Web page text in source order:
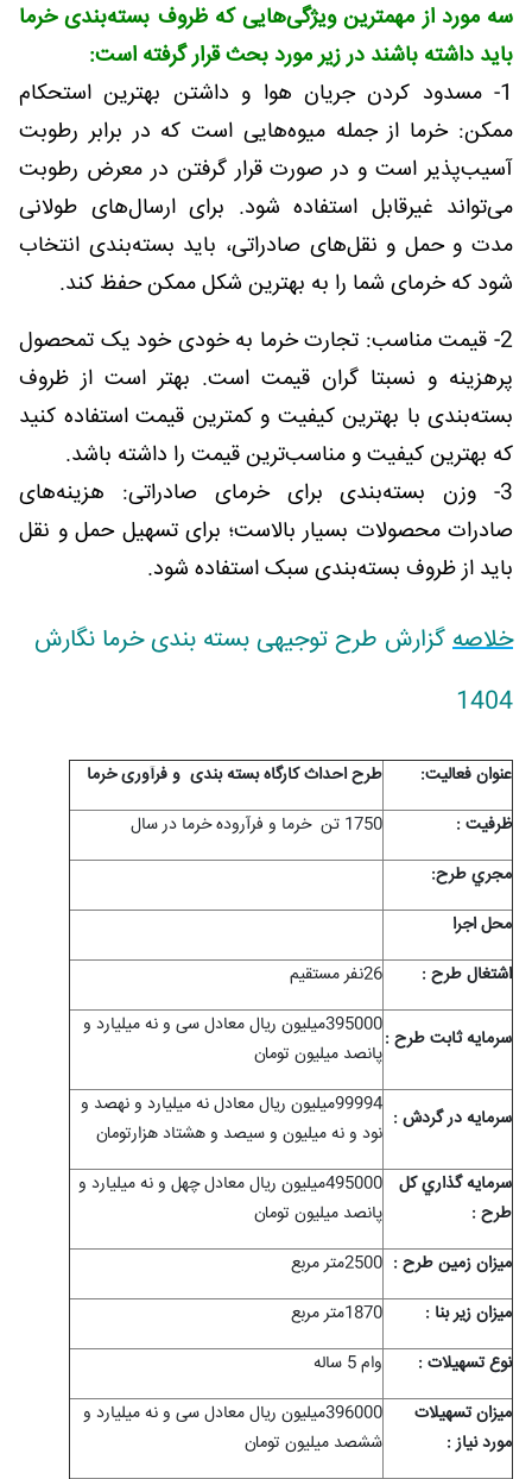
سه مورد از مهمترین ویژگی‌هایی که ظروف بسته‌بندی خرما
باید داشته باشند در زیر مورد بحث قرار گرفته است:
1- مسدود کردن جریان هوا و داشتن بهترین استحکام
ممکن: خرما از جمله میوه‌هایی است که در برابر رطوبت
آسیب‌پذیر است و در صورت قرار گرفتن در معرض رطوبت
می‌تواند غیرقابل استفاده شود. برای ارسال‌های طولانی
مدت و حمل و نقل‌های صادراتی، باید بسته‌بندی انتخاب
شود که خرمای شما را به بهترین شکل ممکن حفظ کند.
2- قیمت مناسب: تجارت خرما به خودی خود یک تمحصول
پرهزینه و نسبتا گران قیمت است. بهتر است از ظروف
بسته‌بندی با بهترین کیفیت و کمترین قیمت استفاده کنید
که بهترین کیفیت و مناسب‌ترین قیمت را داشته باشد.
3- وزن بسته‌بندی برای خرمای صادراتی: هزینه‌های
صادرات محصولات بسیار بالاست؛ برای تسهیل حمل و نقل
باید از ظروف بسته‌بندی سبک استفاده شود.
خلاصهگزارش طرح توجیهی بسته بندی خرما نگارش
1404
عنوان فعاليت:
طرح احداث کارگاه بسته بندی و فرآوری خرما
ظرفيت :
1750 تن خرما و فرآروده خرما در سال
مجري طرح:
محل اجرا
اشتغال طرح :
26نفر مستقیم
سرمايه ثابت طرح :
395000میلیون ریال معادل سی و نه میلیارد و
پانصد میلیون تومان
سرمايه در گردش :
99994میلیون ریال معادل نه میلیارد و نهصد و
نود و نه میلیون و سیصد و هشتاد هزارتومان
سرمايه گذاري کل
طرح :
495000میلیون ریال معادل چهل و نه میلیارد و
پانصد میلیون تومان
ميزان زمين طرح : 2500متر مربع
ميزان زیر بنا :
1870متر مربع
نوع تسهيلات :
وام 5 ساله
ميزان تسهيلات
مورد نياز :
396000میلیون ریال معادل سی و نه میلیارد و
ششصد میلیون تومان